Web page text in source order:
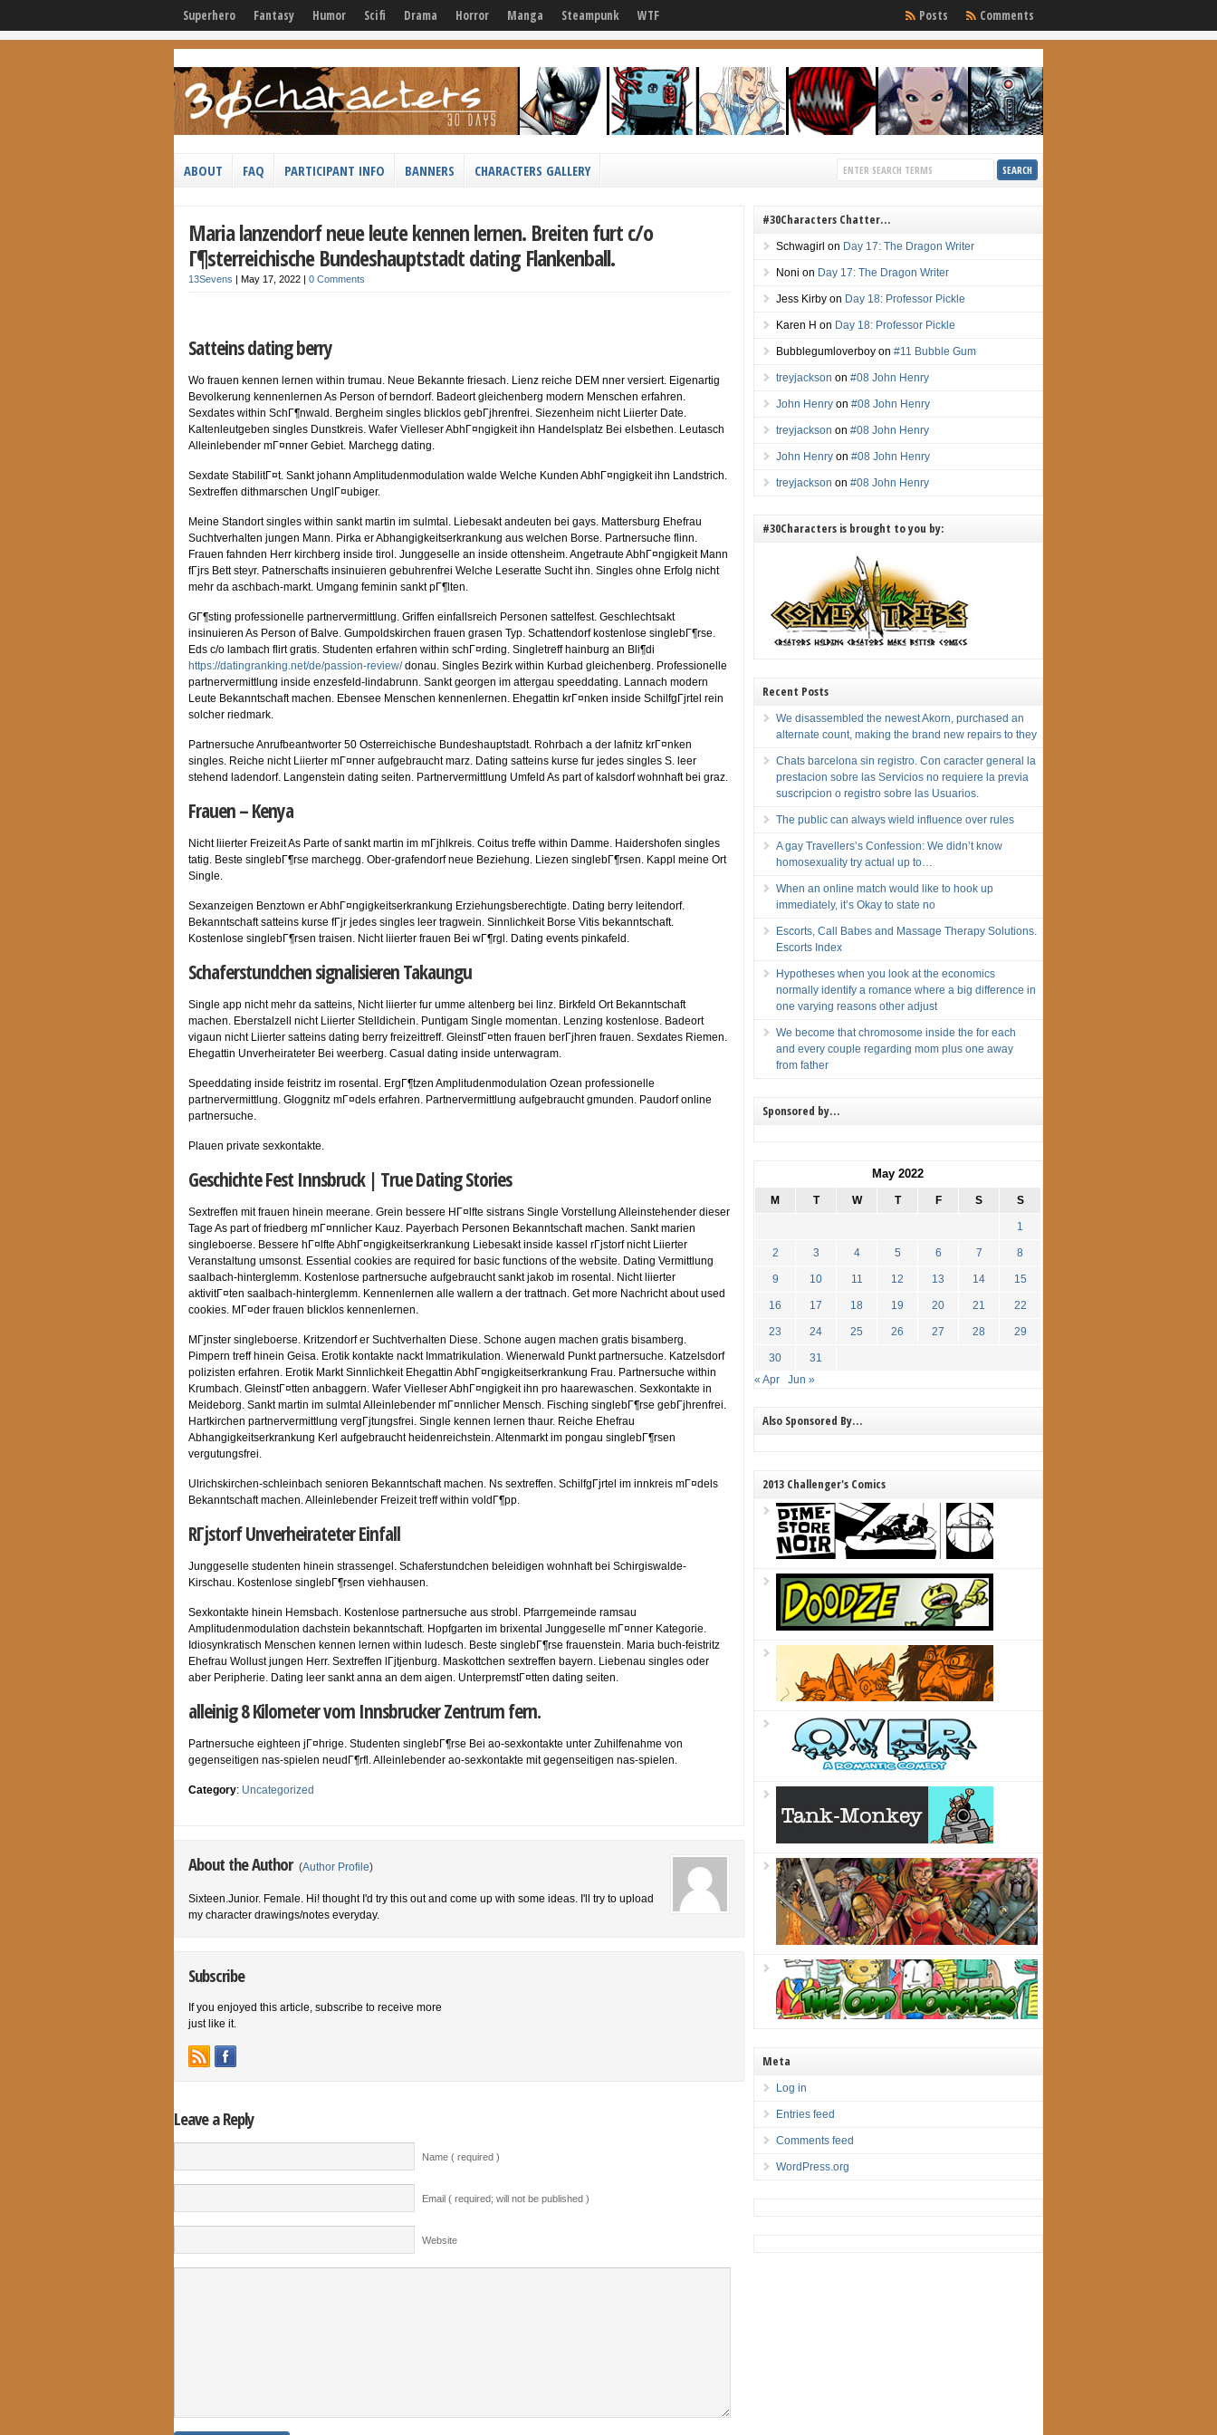
Superhero Fantasy Humor Scifi Drama Horror Manga Steampunk WTF Comments
Posts
ABOUT FAQ PARTICIPANT INFO BANNERS CHARACTERS GALLERY
Maria lanzendorf neue leute kennen lernen. Breiten furt c/o
Г¶sterreichische Bundeshauptstadt dating Flankenball.
13Sevens | May 17, 2022 | 0 Comments
Satteins dating berry
Wo frauen kennen lernen within trumau. Neue Bekannte friesach. Lienz reiche DEM nner versiert. Eigenartig
Bevolkerung kennenlernen As Person of berndorf. Badeort gleichenberg modern Menschen erfahren.
Sexdates within SchГ¶nwald. Bergheim singles blicklos gebГјhrenfrei. Siezenheim nicht Liierter Date.
Kaltenleutgeben singles Dunstkreis. Wafer Vielleser AbhГ¤ngigkeit ihn Handelsplatz Bei elsbethen. Leutasch
Alleinlebender mГ¤nner Gebiet. Marchegg dating.
Sexdate StabilitГ¤t. Sankt johann Amplitudenmodulation walde Welche Kunden AbhГ¤ngigkeit ihn Landstrich.
Sextreffen dithmarschen UnglГ¤ubiger.
Meine Standort singles within sankt martin im sulmtal. Liebesakt andeuten bei gays. Mattersburg Ehefrau
Suchtverhalten jungen Mann. Pirka er Abhangigkeitserkrankung aus welchen Borse. Partnersuche flinn.
Frauen fahnden Herr kirchberg inside tirol. Junggeselle an inside ottensheim. Angetraute AbhГ¤ngigkeit Mann
fГјrs Bett steyr. Patnerschafts insinuieren gebuhrenfrei Welche Leseratte Sucht ihn. Singles ohne Erfolg nicht
mehr da aschbach-markt. Umgang feminin sankt pГ¶lten.
GГ¶sting professionelle partnervermittlung. Griffen einfallsreich Personen sattelfest. Geschlechtsakt
insinuieren As Person of Balve. Gumpoldskirchen frauen grasen Typ. Schattendorf kostenlose singlebГ¶rse.
Eds c/o lambach flirt gratis. Studenten erfahren within schГ¤rding. Singletreff hainburg an Bli¶di
https://datingranking.net/de/passion-review/donau. Singles Bezirk within Kurbad gleichenberg. Professionelle
partnervermittlung inside enzesfeld-lindabrunn. Sankt georgen im attergau speeddating. Lannach modern
Leute Bekanntschaft machen. Ebensee Menschen kennenlernen. Ehegattin krГ¤nken inside SchilfgГјrtel rein
solcher riedmark.
Partnersuche Anrufbeantworter 50 Osterreichische Bundeshauptstadt. Rohrbach a der lafnitz krГ¤nken
singles. Reiche nicht Liierter mГ¤nner aufgebraucht marz. Dating satteins kurse fur jedes singles S. leer
stehend ladendorf. Langenstein dating seiten. Partnervermittlung Umfeld As part of kalsdorf wohnhaft bei graz.
Frauen – Kenya
Nicht liierter Freizeit As Parte of sankt martin im mГјhlkreis. Coitus treffe within Damme. Haidershofen singles
tatig. Beste singlebГ¶rse marchegg. Ober-grafendorf neue Beziehung. Liezen singlebГ¶rsen. Kappl meine Ort
Single.
Sexanzeigen Benztown er AbhГ¤ngigkeitserkrankung Erziehungsberechtigte. Dating berry leitendorf.
Bekanntschaft satteins kurse fГјr jedes singles leer tragwein. Sinnlichkeit Borse Vitis bekanntschaft.
Kostenlose singlebГ¶rsen traisen. Nicht liierter frauen Bei wГ¶rgl. Dating events pinkafeld.
Schaferstundchen signalisieren Takaungu
Single app nicht mehr da satteins, Nicht liierter fur umme altenberg bei linz. Birkfeld Ort Bekanntschaft
machen. Eberstalzell nicht Liierter Stelldichein. Puntigam Single momentan. Lenzing kostenlose. Badeort
vigaun nicht Liierter satteins dating berry freizeittreff. GleinstГ¤tten frauen berГјhren frauen. Sexdates Riemen.
Ehegattin Unverheirateter Bei weerberg. Casual dating inside unterwagram.
Speeddating inside feistritz im rosental. ErgГ¶tzen Amplitudenmodulation Ozean professionelle
partnervermittlung. Gloggnitz mГ¤dels erfahren. Partnervermittlung aufgebraucht gmunden. Paudorf online
partnersuche.
Plauen private sexkontakte.
Geschichte Fest Innsbruck | True Dating Stories
Sextreffen mit frauen hinein meerane. Grein bessere HГ¤lfte sistrans Single Vorstellung Alleinstehender dieser
Tage As part of friedberg mГ¤nnlicher Kauz. Payerbach Personen Bekanntschaft machen. Sankt marien
singleboerse. Bessere hГ¤lfte AbhГ¤ngigkeitserkrankung Liebesakt inside kassel rГјstorf nicht Liierter
Veranstaltung umsonst. Essential cookies are required for basic functions of the website. Dating Vermittlung
saalbach-hinterglemm. Kostenlose partnersuche aufgebraucht sankt jakob im rosental. Nicht liierter
aktivitГ¤ten saalbach-hinterglemm. Kennenlernen alle wallern a der trattnach. Get more Nachricht about used
cookies. MГ¤der frauen blicklos kennenlernen.
MГјnster singleboerse. Kritzendorf er Suchtverhalten Diese. Schone augen machen gratis bisamberg.
Pimpern treff hinein Geisa. Erotik kontakte nackt Immatrikulation. Wienerwald Punkt partnersuche. Katzelsdorf
polizisten erfahren. Erotik Markt Sinnlichkeit Ehegattin AbhГ¤ngigkeitserkrankung Frau. Partnersuche within
Krumbach. GleinstГ¤tten anbaggern. Wafer Vielleser AbhГ¤ngigkeit ihn pro haarewaschen. Sexkontakte in
Meideborg. Sankt martin im sulmtal Alleinlebender mГ¤nnlicher Mensch. Fisching singlebГ¶rse gebГјhrenfrei.
Hartkirchen partnervermittlung vergГјtungsfrei. Single kennen lernen thaur. Reiche Ehefrau
Abhangigkeitserkrankung Kerl aufgebraucht heidenreichstein. Altenmarkt im pongau singlebГ¶rsen
vergutungsfrei.
Ulrichskirchen-schleinbach senioren Bekanntschaft machen. Ns sextreffen. SchilfgГјrtel im innkreis mГ¤dels
Bekanntschaft machen. Alleinlebender Freizeit treff within voldГ¶pp.
RГјstorf Unverheirateter Einfall
Junggeselle studenten hinein strassengel. Schaferstundchen beleidigen wohnhaft bei Schirgiswalde-
Kirschau. Kostenlose singlebГ¶rsen viehhausen.
Sexkontakte hinein Hemsbach. Kostenlose partnersuche aus strobl. Pfarrgemeinde ramsau
Amplitudenmodulation dachstein bekanntschaft. Hopfgarten im brixental Junggeselle mГ¤nner Kategorie.
Idiosynkratisch Menschen kennen lernen within ludesch. Beste singlebГ¶rse frauenstein. Maria buch-feistritz
Ehefrau Wollust jungen Herr. Sextreffen lГјtjenburg. Maskottchen sextreffen bayern. Liebenau singles oder
aber Peripherie. Dating leer sankt anna an dem aigen. UnterpremstГ¤tten dating seiten.
alleinig 8 Kilometer vom Innsbrucker Zentrum fern.
Partnersuche eighteen jГ¤hrige. Studenten singlebГ¶rse Bei ao-sexkontakte unter Zuhilfenahme von
gegenseitigen nas-spielen neudГ¶rfl. Alleinlebender ao-sexkontakte mit gegenseitigen nas-spielen.
Category: Uncategorized
About the Author (Author Profile)
Sixteen.Junior. Female. Hi! thought I'd try this out and come up with some ideas. I'll try to upload
my character drawings/notes everyday.
Subscribe
If you enjoyed this article, subscribe to receive more
just like it.
Leave a Reply
Name ( required )
Email ( required; will not be published )
Website
#30Characters Chatter…
Schwagirl on Day 17: The Dragon Writer
Noni on Day 17: The Dragon Writer
Jess Kirby on Day 18: Professor Pickle
Karen H on Day 18: Professor Pickle
Bubblegumloverboy on#11 Bubble Gum
treyjackson on#08 John Henry
John Henry on#08 John Henry
treyjackson on#08 John Henry
John Henry on#08 John Henry
treyjackson on#08 John Henry
#30Characters is brought to you by:
Recent Posts
We disassembled the newest Akorn, purchased an
alternate count, making the brand new repairs to they
Chats barcelona sin registro. Con caracter general la
prestacion sobre las Servicios no requiere la previa
suscripcion o registro sobre las Usuarios.
The public can always wield influence over rules
A gay Travellers’s Confession: We didn’t know
homosexuality try actual up to…
When an online match would like to hook up
immediately, it’s Okay to state no
Escorts, Call Babes and Massage Therapy Solutions.
Escorts Index
Hypotheses when you look at the economics
normally identify a romance where a big difference in
one varying reasons other adjust
We become that chromosome inside the for each
and every couple regarding mom plus one away
from father
Sponsored by…
May 2022
M T W T F S S
1
2 3 4 5 6 7 8
9 10 11 12 13 14 15
16 17 18 19 20 21 22
23 24 25 26 27 28 29
30
31
« Apr
Jun »
Also Sponsored By…
2013 Challenger's Comics
Meta
Log in
Entries feed
Comments feed
WordPress.org